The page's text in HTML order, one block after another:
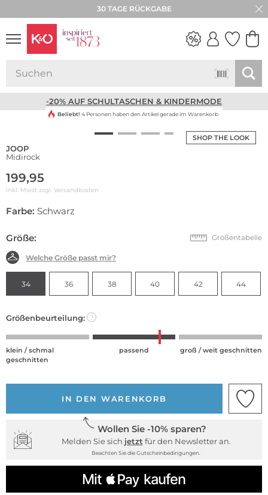
30 TAGE RÜCKGABE
-20% AUF SCHULTASCHEN & KINDERMODE
SHOP THE LOOK
Beliebt! 4 Personen haben den Artikel gerade im Warenkorb
JOOP
Midirock
199,95
inkl. Mwst zzgl. Versandkosten
Farbe: Schwarz
Größe: Größentabelle
Welche Größe passt mir?
34 36 38 40 42 44
Größenbeurteilung: ?
klein / schmal
geschnitten
passend groß / weit geschnitten
IN DEN WARENKORB
Wollen Sie -10% sparen?
Melden Sie sich jetzt für den Newsletter an.
Beachten Sie die Gutscheinbedingungen.